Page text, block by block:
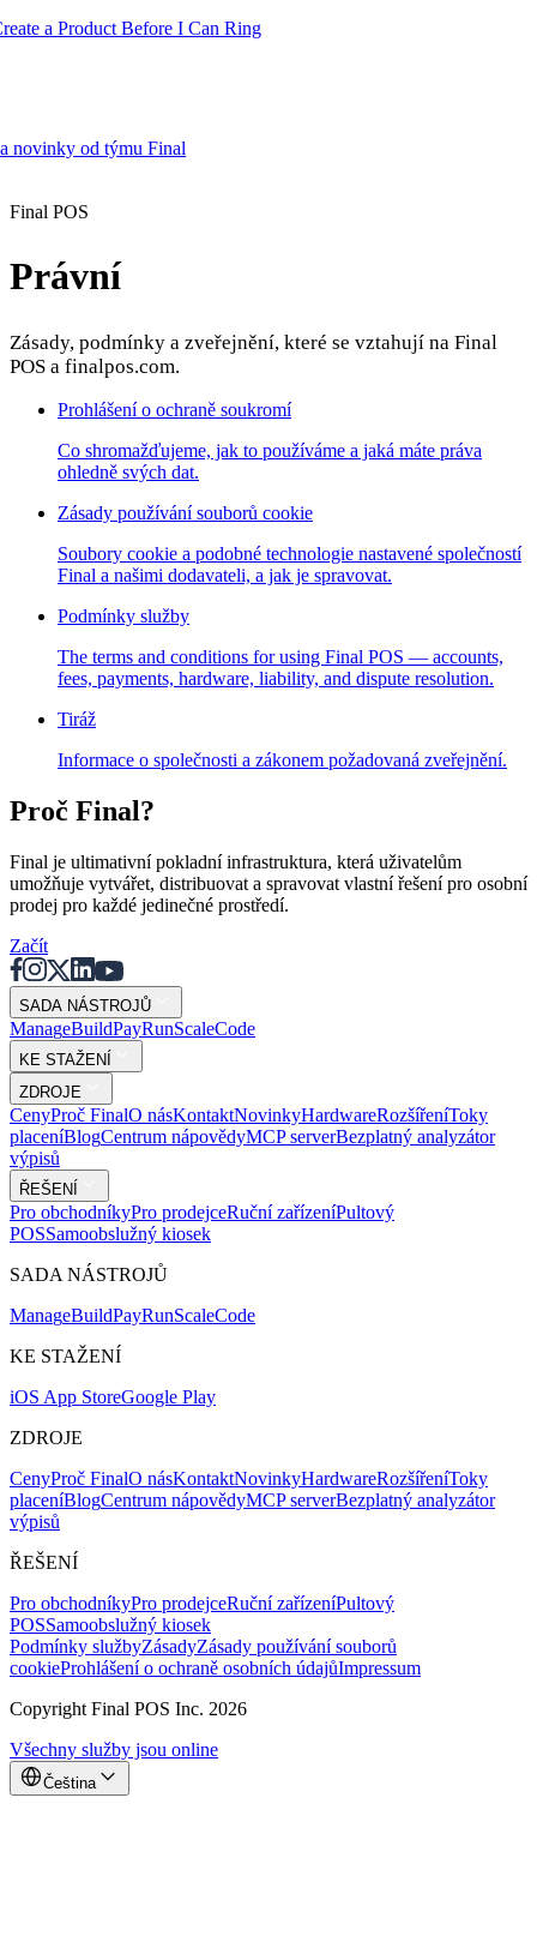
a Product Before I Can Ring
novinky od týmu Final
Merchant Hub
PayFair & easy payments RunMake any device your POS
custom capabilities
Flows
Hardware Pricing
Solutions
prodejceLaunch and monetize a branded POS
Use Cases
Pultový POSFront-of-house checkout
Samoobslužný
on the floor
Resources
O Final Get to know the team behind Final
vydání
MCP server
Final POS
Právní
Zásady, podmínky a zveřejnění, které se vztahují na Final
POS a finalpos.com.
Prohlášení o ochraně soukromí
Co shromažďujeme, jak to používáme a jaká máte práva
ohledně svých dat.
Zásady používání souborů cookie
Soubory cookie a podobné technologie nastavené společností
Final a našimi dodavateli, a jak je spravovat.
Podmínky služby
The terms and conditions for using Final POS — accounts,
fees, payments, hardware, liability, and dispute resolution.
Tiráž
Informace o společnosti a zákonem požadovaná zveřejnění.
Proč Final?
Final je ultimativní pokladní infrastruktura, která uživatelům
umožňuje vytvářet, distribuovat a spravovat vlastní řešení pro osobní
prodej pro každé jedinečné prostředí.
Začít
SADA NÁSTROJŮ
ManageBuildPayRunScaleCode
KE STAŽENÍ
ZDROJE
CenyProč FinalO násKontaktNovinkyHardwareRozšířeníToky
placeníBlogCentrum nápovědyMCP serverBezplatný analyzátor
výpisů
ŘEŠENÍ
Pro obchodníkyPro prodejceRuční zařízeníPultový
POSSamoobslužný kiosek
SADA NÁSTROJŮ
ManageBuildPayRunScaleCode
KE STAŽENÍ
iOS App StoreGoogle Play
ZDROJE
CenyProč FinalO násKontaktNovinkyHardwareRozšířeníToky
placeníBlogCentrum nápovědyMCP serverBezplatný analyzátor
výpisů
ŘEŠENÍ
Pro obchodníkyPro prodejceRuční zařízeníPultový
POSSamoobslužný kiosek
Podmínky službyZásadyZásady používání souborů
cookieProhlášení o ochraně osobních údajůImpressum
Copyright Final POS Inc. 2026
Všechny služby jsou online
Čeština